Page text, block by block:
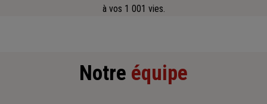
à vos 1 001 vies.
Notre équipe